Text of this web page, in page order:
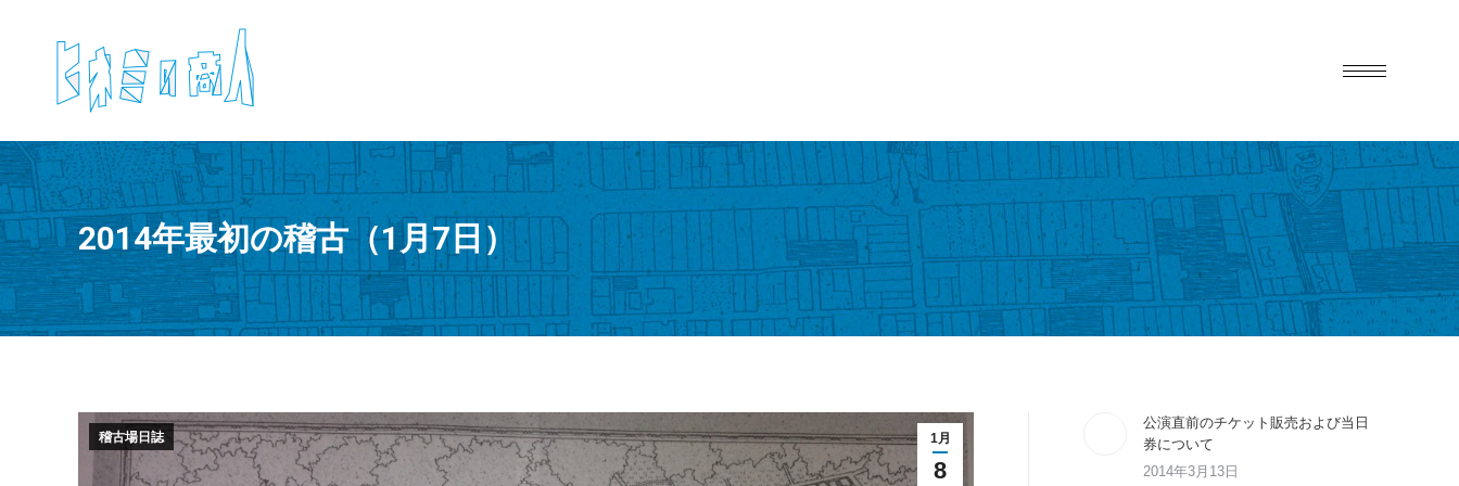
2014年最初の稽古（1月7日）
1月
8
稽古場日誌
公演直前のチケット販売および当日
券について
2014年3月13日